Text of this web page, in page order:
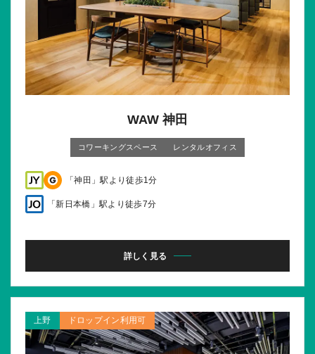
WAW 神田
コワーキングスペース レンタルオフィス
「神田」駅より徒歩1分
「新日本橋」駅より徒歩7分
詳しく見る
上野 ドロップイン利用可